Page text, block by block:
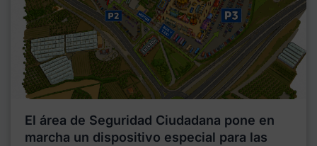
El área de Seguridad Ciudadana pone en
marcha un dispositivo especial para las